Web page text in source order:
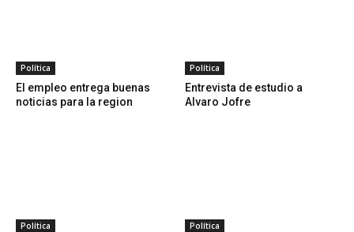
Política
El empleo entrega buenas
noticias para la region
Política
Entrevista de estudio a
Alvaro Jofre
Política Política